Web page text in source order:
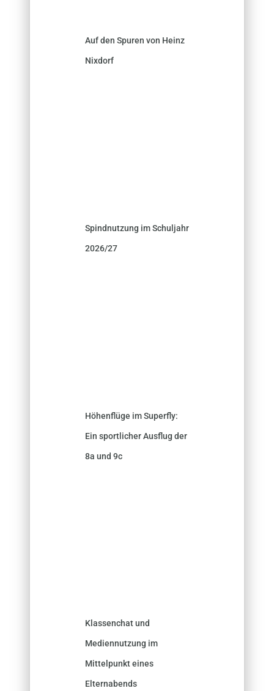
Auf den Spuren von Heinz
Nixdorf
Spindnutzung im Schuljahr
2026/27
Höhenflüge im Superfly:
Ein sportlicher Ausflug der
8a und 9c
Klassenchat und
Mediennutzung im
Mittelpunkt eines
Elternabends